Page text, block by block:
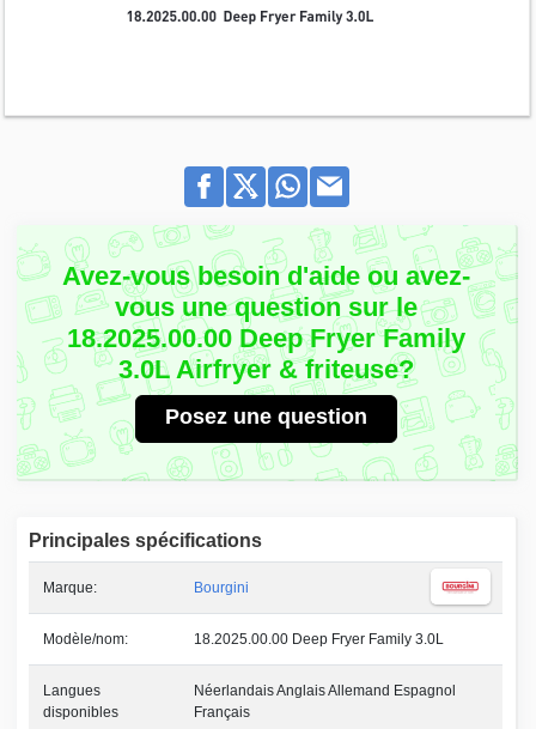
Avez-vous besoin d'aide ou avez-
vous une question sur le
18.2025.00.00 Deep Fryer Family
3.0L Airfryer & friteuse?
Posez une question
Principales spécifications
Marque: Bourgini
Modèle/nom: 18.2025.00.00 Deep Fryer Family 3.0L
Langues
disponibles
Néerlandais Anglais Allemand Espagnol
Français